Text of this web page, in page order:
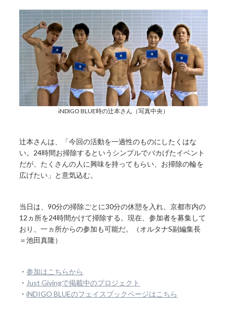
iNDIGO BLUE時の辻本さん（写真中央）
辻本さんは、「今回の活動を一過性のものにしたくはな
い。24時間お掃除するというシンプルでバカげたイベント
だが、たくさんの人に興味を持ってもらい、お掃除の輪を
広げたい」と意気込む。
当日は、90分の掃除ごとに30分の休憩を入れ、京都市内の
12ヵ所を24時間かけて掃除する。現在、参加者を募集して
おり、一ヵ所からの参加も可能だ。（オルタナS副編集長
＝池田真隆）
・参加はこちらから
・ Just Givingで掲載中のプロジェクト
・iNDIGO BLUEのフェイスブックページはこちら